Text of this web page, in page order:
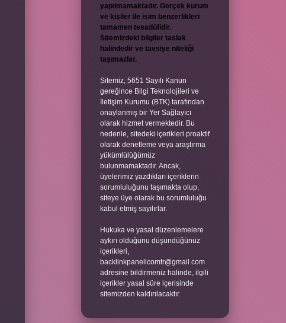
yapılmamaktadır. Gerçek kurum
ve kişiler ile isim benzerlikleri
tamamen tesadüfidir.
Sitemizdeki bilgiler taslak
halindedir ve tavsiye niteliği
taşımazlar.
Sitemiz, 5651 Sayılı Kanun
gereğince Bilgi Teknolojileri ve
İletişim Kurumu (BTK) tarafından
onaylanmış bir Yer Sağlayıcı
olarak hizmet vermektedir. Bu
nedenle, sitedeki içerikleri proaktif
olarak denetleme veya araştırma
yükümlülüğümüz
bulunmamaktadır. Ancak,
üyelerimiz yazdıkları içeriklerin
sorumluluğunu taşımakta olup,
siteye üye olarak bu sorumluluğu
kabul etmiş sayılırlar.
Hukuka ve yasal düzenlemelere
aykırı olduğunu düşündüğünüz
içerikleri,
backlinkpanelicomtr@gmail.com
adresine bildirmeniz halinde, ilgili
içerikler yasal süre içerisinde
sitemizden kaldırılacaktır.